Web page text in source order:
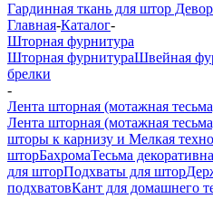
Гардинная ткань для штор
Главная-Каталог-
Шторная фурнитура
Шторная фурнитураШвейная
брелки
-
Лента шторная (мотажная
Лента шторная (мотажная
шторы к карнизу и Мелкая
шторБахромаТесьма
для шторПодхваты для штор
подхватовКант для домашнего